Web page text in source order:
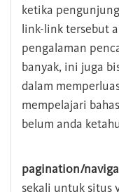
ketika
link-link tersebut
pengalaman
banyak, ini juga
dalam
mempelajari
belum anda
pagination/
sekali untuk situs